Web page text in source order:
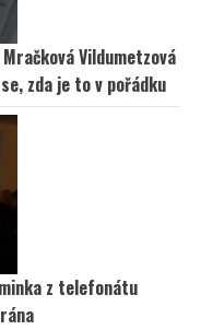
Vildumetzová
zda je to v pořádku
z telefonátu